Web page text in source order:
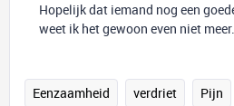
Hopelijk dat iemand nog een
weet ik het gewoon even niet
Eenzaamheid verdriet Pijn